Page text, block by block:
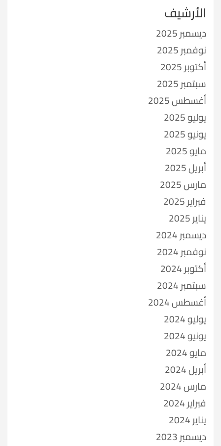
الأرشيف
ديسمبر 2025
نوفمبر 2025
أكتوبر 2025
سبتمبر 2025
أغسطس 2025
يوليو 2025
يونيو 2025
مايو 2025
أبريل 2025
مارس 2025
فبراير 2025
يناير 2025
ديسمبر 2024
نوفمبر 2024
أكتوبر 2024
سبتمبر 2024
أغسطس 2024
يوليو 2024
يونيو 2024
مايو 2024
أبريل 2024
مارس 2024
فبراير 2024
يناير 2024
ديسمبر 2023